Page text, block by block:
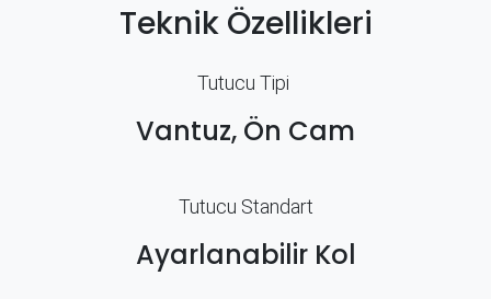
Teknik Özellikleri
Tutucu Tipi
Vantuz, Ön Cam
Tutucu Standart
Ayarlanabilir Kol